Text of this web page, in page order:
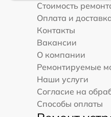
Стоимость
Оплата и
Контакты
Вакансии
О компании
Ремонтируемые
Наши услуги
Согласие на
Способы оплаты